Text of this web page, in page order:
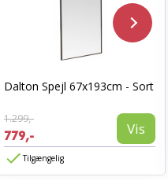
Dalton Spejl 67x193cm - Sort
1.299,-
779,- Vis
Tilgængelig